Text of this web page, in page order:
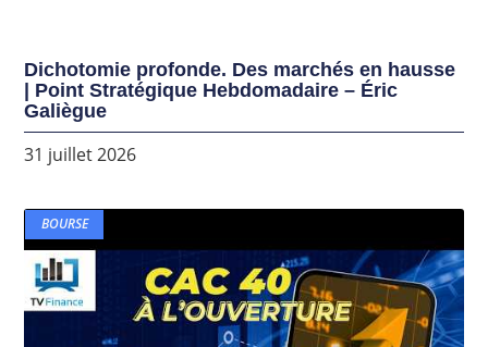
Dichotomie profonde. Des marchés en hausse
| Point Stratégique Hebdomadaire – Éric
Galiègue
31 juillet 2026
BOURSE